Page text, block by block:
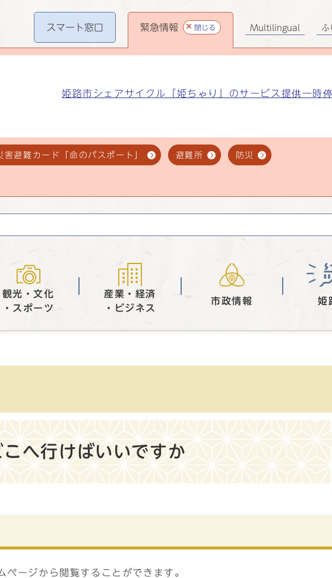
スマート窓口 緊急情報 閉じる
姫路市シェアサイクル「姫ちゃり」のサービス提供一時
害避難カード「命のパスポート」 避難所 防災
Multilingual ふ
観光・文化
・スポーツ
産業・経済
・ビジネス
市政情報 姫
へ行けばいいですか
ージから閲覧することができます。